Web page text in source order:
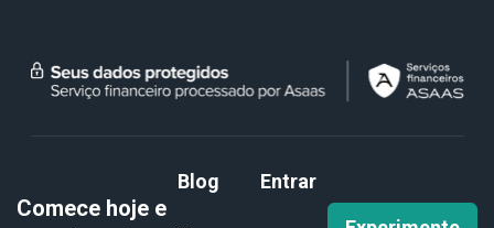
Blog Entrar
Comece hoje e